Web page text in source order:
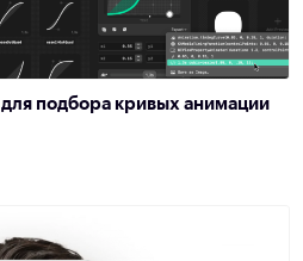
подбора кривых анимации